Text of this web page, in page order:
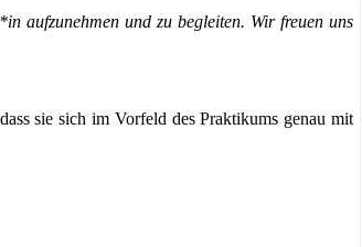
aufzunehmen und zu begleiten. Wir freuen uns
sie sich im Vorfeld des Praktikums genau mit